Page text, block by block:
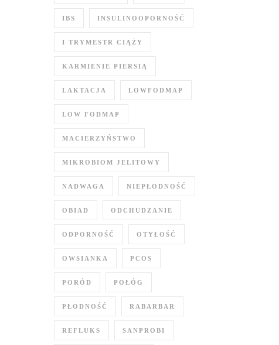
IBS INSULINOOPORNOŚĆ
I TRYMESTR CIĄŻY
KARMIENIE PIERSIĄ
LAKTACJA LOWFODMAP
LOW FODMAP
MACIERZYŃSTWO
MIKROBIOM JELITOWY
NADWAGA NIEPŁODNOŚĆ
OBIAD ODCHUDZANIE
ODPORNOŚĆ OTYŁOŚĆ
OWSIANKA PCOS
PORÓD POŁÓG
PŁODNOŚĆ RABARBAR
REFLUKS SANPROBI